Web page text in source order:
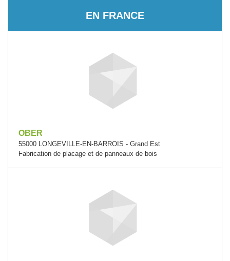
EN FRANCE
OBER
55000 LONGEVILLE-EN-BARROIS - Grand Est
Fabrication de placage et de panneaux de bois